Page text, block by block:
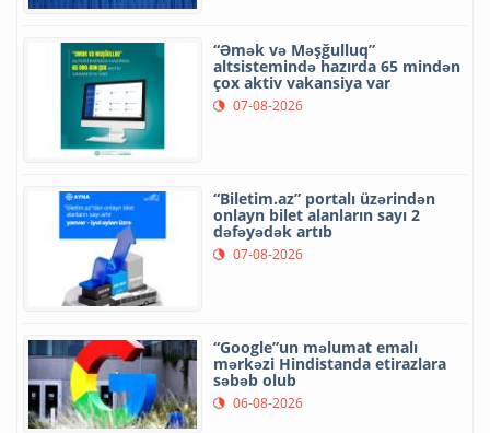
“Əmək və Məşğulluq”
altsistemində hazırda 65 mindən
çox aktiv vakansiya var
07-08-2026
“Biletim.az” portalı üzərindən
onlayn bilet alanların sayı 2
dəfəyədək artıb
07-08-2026
“Google”un məlumat emalı
mərkəzi Hindistanda etirazlara
səbəb olub
06-08-2026